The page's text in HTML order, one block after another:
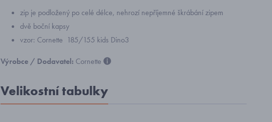
zip je podložený po celé délce, nehrozí nepříjemné škrábání zipem
dvě boční kapsy
vzor: Cornette 185/155 kids Dino3
Výrobce / Dodavatel: Cornette
Velikostní tabulky